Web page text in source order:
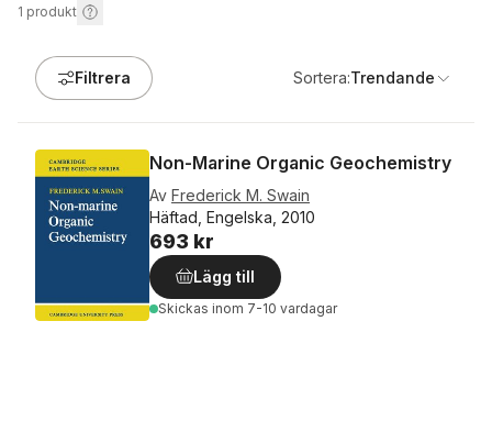
1 produkt
Filtrera Sortera:Trendande
Non-Marine Organic Geochemistry
Av Frederick M. Swain
Häftad, Engelska, 2010
693 kr
Lägg till
Skickas inom 7-10 vardagar